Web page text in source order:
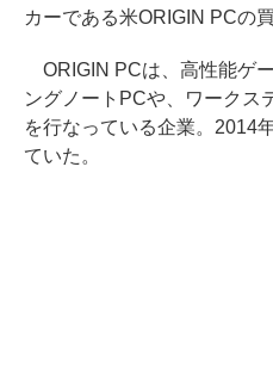
カーである米ORIGIN PCの
ORIGIN PCは、高性能ゲ
ングノートPCや、ワークス
を行なっている企業。2014
ていた。